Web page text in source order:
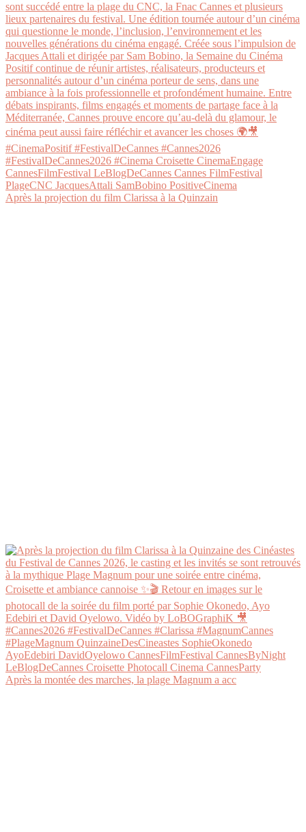
Après la projection du film Clarissa à la Quinzain
Après la montée des marches, la plage Magnum a acc